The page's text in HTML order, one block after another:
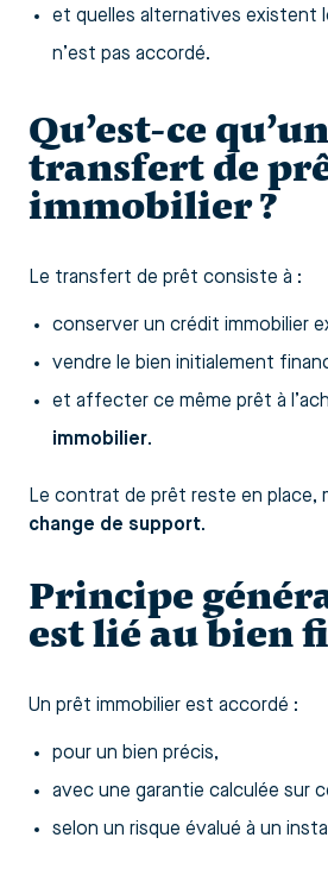
et quelles alternatives existent
n’est pas accordé.
Qu’est-ce qu’un
transfert de
immobilier ?
Le transfert de prêt consiste à :
conserver un crédit immobilier
vendre le bien initialement
et affecter ce même prêt à
immobilier.
Le contrat de prêt reste en place,
change de support.
Principe
est lié au bien
Un prêt immobilier est accordé :
pour un bien précis,
avec une garantie calculée sur
selon un risque évalué à un